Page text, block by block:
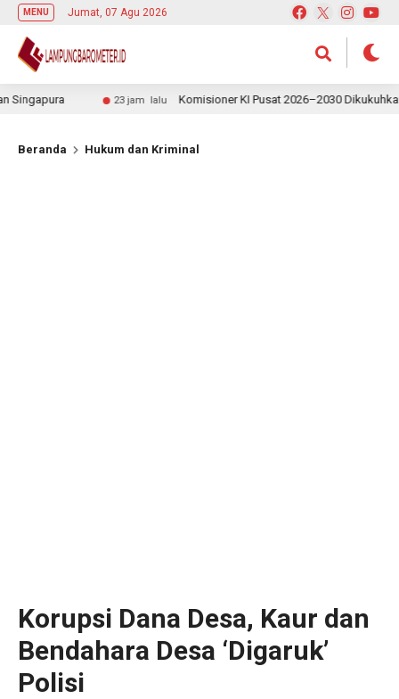
MENU Jumat, 07 Agu 2026
23 jam lalu Komisioner KI Pusat 2026–2030 Dikukuhkan,
Beranda Hukum dan Kriminal
Korupsi Dana Desa, Kaur dan
Bendahara Desa ‘Digaruk’
Polisi